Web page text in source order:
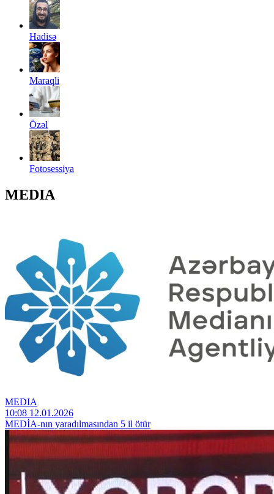
Hadisə
Maraqli
Özəl
Fotosessiya
MEDIA
MEDIA
10:08 12.01.2026
MEDİA-nın yaradılmasından 5 il ötür